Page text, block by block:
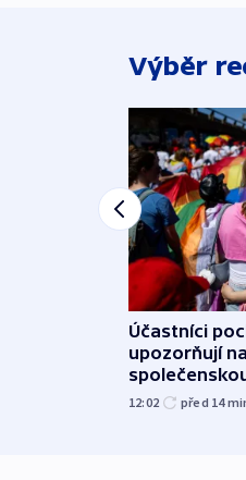
Výběr
Účastníci
upozorňují
12:02 před 14